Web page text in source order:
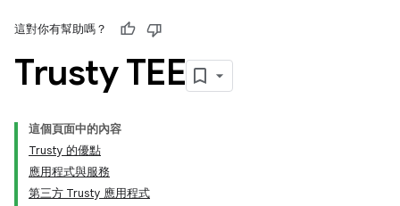
這對你有幫助嗎？
Trusty TEE
這個頁面中的內容
Trusty 的優點
應用程式與服務
第三方 Trusty 應用程式